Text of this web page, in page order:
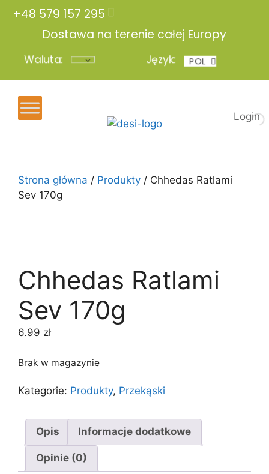
+48 579 157 295
Dostawa na terenie całej Europy
Waluta: Język: POL
ENG
Login
Strona główna / Produkty / Chhedas Ratlami
Sev 170g
Chhedas Ratlami
Sev 170g
6.99 zł
Brak w magazynie
Kategorie: Produkty, Przekąski
Opis Informacje dodatkowe
Opinie (0)